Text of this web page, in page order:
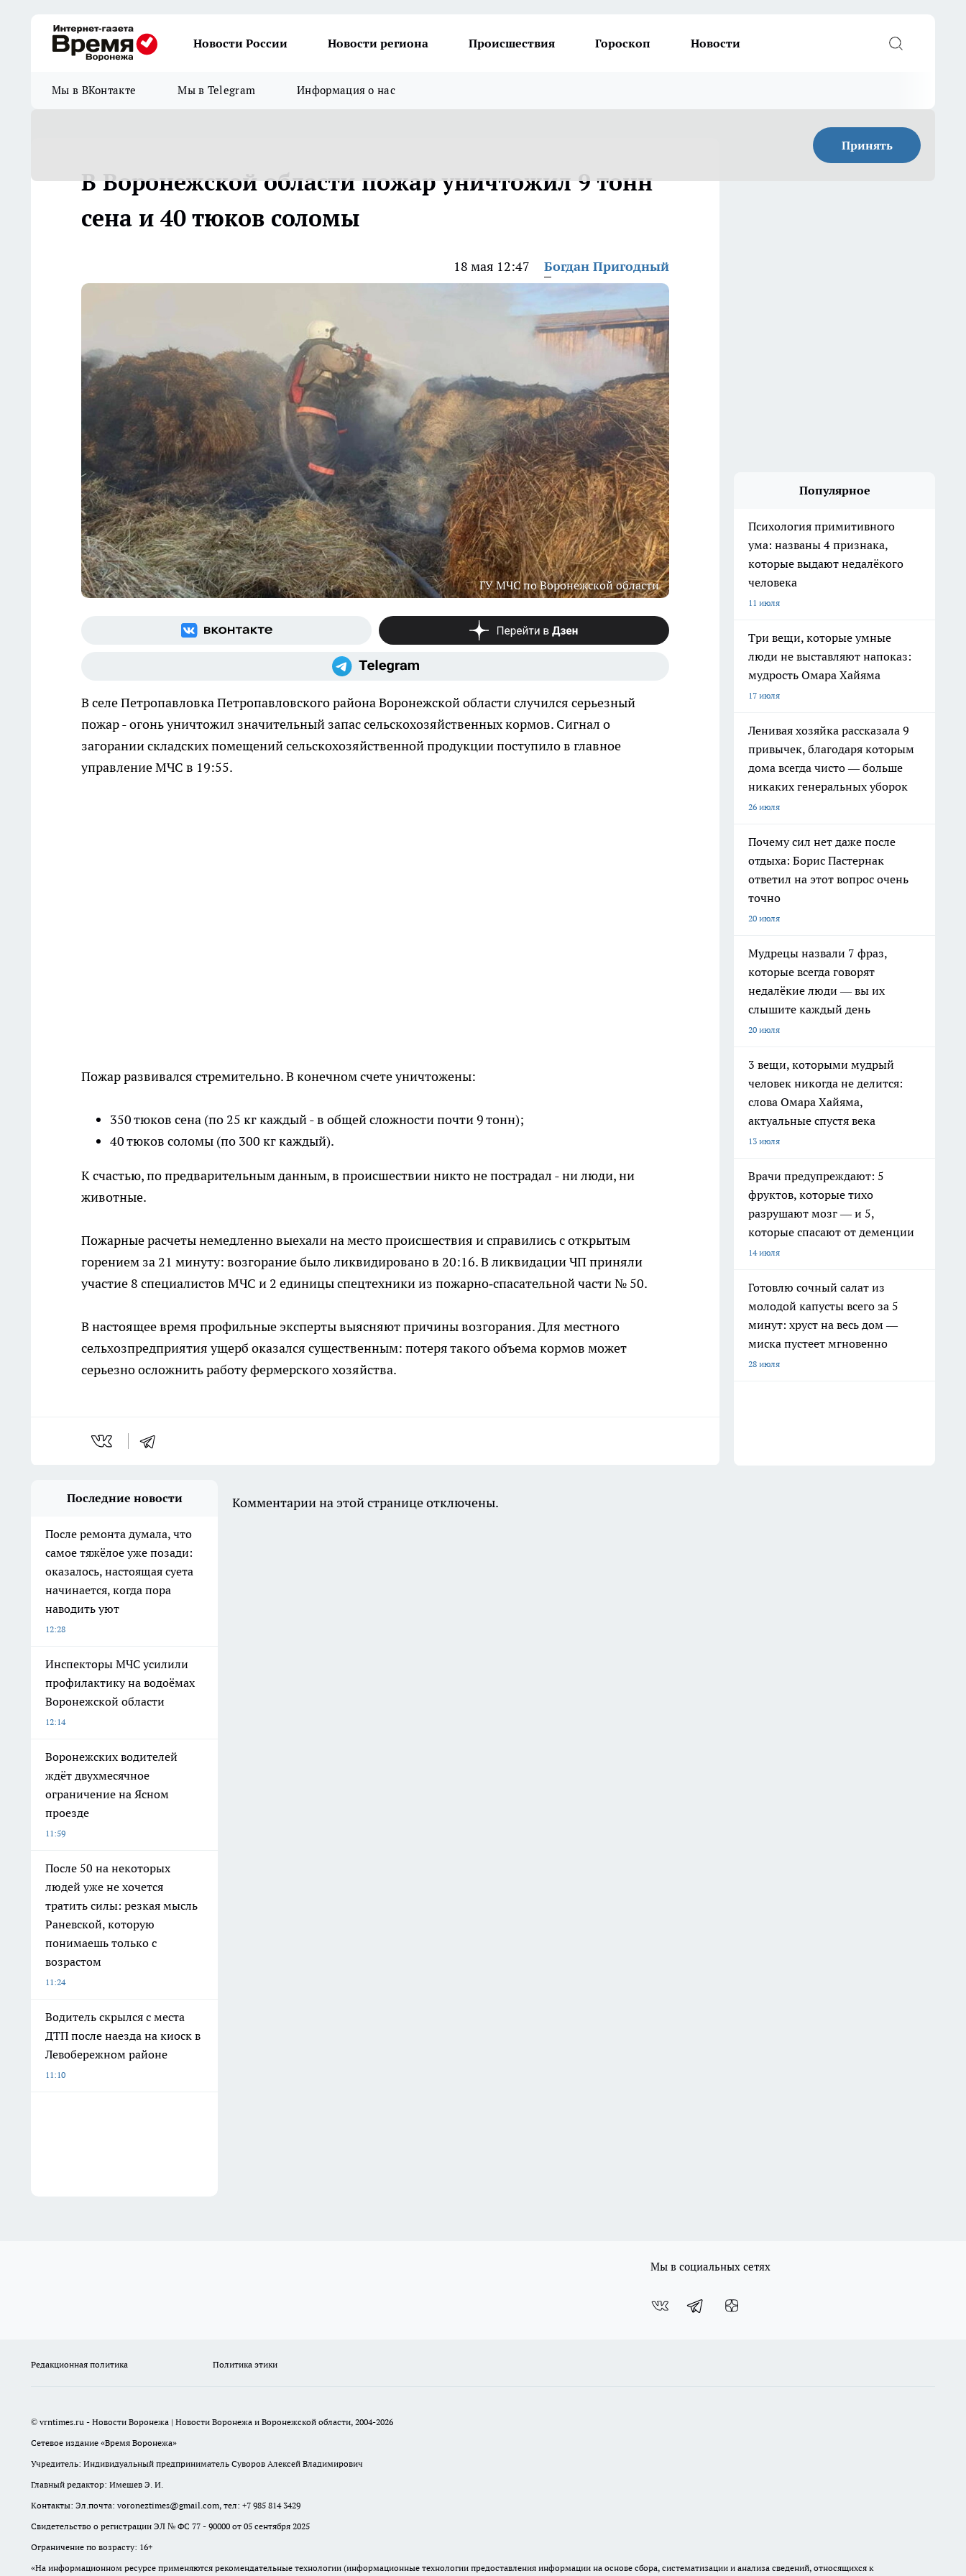
Новости России Новости региона Происшествия Гороскоп Новости
Мы в ВКонтакте Мы в Telegram Информация о нас
Принять
В Воронежской области пожар уничтожил 9 тонн
сена и 40 тюков соломы
18 мая 12:47 Богдан Пригодный
ГУ МЧС по Воронежской области
В селе Петропавловка Петропавловского района Воронежской области случился серьезный
пожар - огонь уничтожил значительный запас сельскохозяйственных кормов. Сигнал о
загорании складских помещений сельскохозяйственной продукции поступило в главное
управление МЧС в 19:55.
Пожар развивался стремительно. В конечном счете уничтожены:
350 тюков сена (по 25 кг каждый - в общей сложности почти 9 тонн);
40 тюков соломы (по 300 кг каждый).
К счастью, по предварительным данным, в происшествии никто не пострадал - ни люди, ни
животные.
Пожарные расчеты немедленно выехали на место происшествия и справились с открытым
горением за 21 минуту: возгорание было ликвидировано в 20:16. В ликвидации ЧП приняли
участие 8 специалистов МЧС и 2 единицы спецтехники из пожарно‑спасательной части № 50.
В настоящее время профильные эксперты выясняют причины возгорания. Для местного
сельхозпредприятия ущерб оказался существенным: потеря такого объема кормов может
серьезно осложнить работу фермерского хозяйства.
Популярное
Психология примитивного
ума: названы 4 признака,
которые выдают недалёкого
человека
11 июля
Три вещи, которые умные
люди не выставляют напоказ:
мудрость Омара Хайяма
17 июля
Ленивая хозяйка рассказала 9
привычек, благодаря которым
дома всегда чисто — больше
никаких генеральных уборок
26 июля
Почему сил нет даже после
отдыха: Борис Пастернак
ответил на этот вопрос очень
точно
20 июля
Мудрецы назвали 7 фраз,
которые всегда говорят
недалёкие люди — вы их
слышите каждый день
20 июля
3 вещи, которыми мудрый
человек никогда не делится:
слова Омара Хайяма,
актуальные спустя века
13 июля
Врачи предупреждают: 5
фруктов, которые тихо
разрушают мозг — и 5,
которые спасают от деменции
14 июля
Готовлю сочный салат из
молодой капусты всего за 5
минут: хруст на весь дом —
миска пустеет мгновенно
28 июля
Последние новости
После ремонта думала, что
самое тяжёлое уже позади:
оказалось, настоящая суета
начинается, когда пора
наводить уют
12:28
Инспекторы МЧС усилили
профилактику на водоёмах
Воронежской области
12:14
Воронежских водителей
ждёт двухмесячное
ограничение на Ясном
проезде
11:59
После 50 на некоторых
людей уже не хочется
тратить силы: резкая мысль
Раневской, которую
понимаешь только с
возрастом
11:24
Водитель скрылся с места
ДТП после наезда на киоск в
Левобережном районе
11:10
Комментарии на этой странице отключены.
Мы в социальных сетях
Редакционная политика Политика этики
© vrntimes.ru - Новости Воронежа | Новости Воронежа и Воронежской области, 2004-2026
Сетевое издание «Время Воронежа»
Учредитель: Индивидуальный предприниматель Суворов Алексей Владимирович
Главный редактор: Имешев Э. И.
Контакты: Эл.почта: voroneztimes@gmail.com, тел: +7 985 814 3429
Свидетельство о регистрации ЭЛ № ФС 77 - 90000 от 05 сентября 2025
Ограничение по возрасту: 16+
«На информационном ресурсе применяются рекомендательные технологии (информационные технологии предоставления информации на основе сбора, систематизации и анализа сведений, относящихся к